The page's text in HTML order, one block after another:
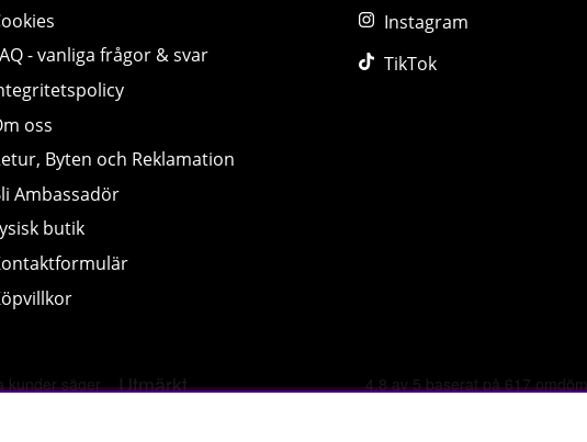
- vanliga frågor & svar
oss
Byten och Reklamation
Ambassadör
butik
Instagram
TikTok